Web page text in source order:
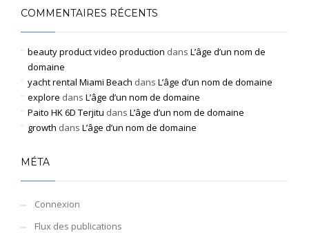
COMMENTAIRES RÉCENTS
beauty product video production dans L’âge d’un nom de
domaine
yacht rental Miami Beach dans L’âge d’un nom de domaine
explore dans L’âge d’un nom de domaine
Paito HK 6D Terjitu dans L’âge d’un nom de domaine
growth dans L’âge d’un nom de domaine
MÉTA
Connexion
Flux des publications